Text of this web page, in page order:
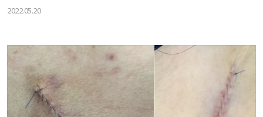
2022.05.20